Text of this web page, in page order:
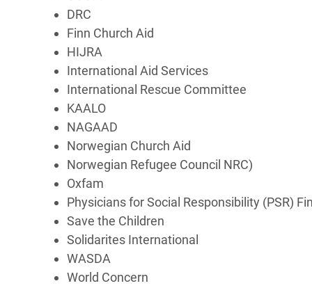
DRC
Finn Church Aid
HIJRA
International Aid Services
International Rescue Committee
KAALO
NAGAAD
Norwegian Church Aid
Norwegian Refugee Council NRC)
Oxfam
Physicians for Social Responsibility (PSR)
Save the Children
Solidarites International
WASDA
World Concern